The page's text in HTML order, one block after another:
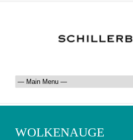
WOLKENAUGE